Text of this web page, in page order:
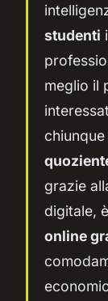
studenti
meglio il
grazie
digitale,
online